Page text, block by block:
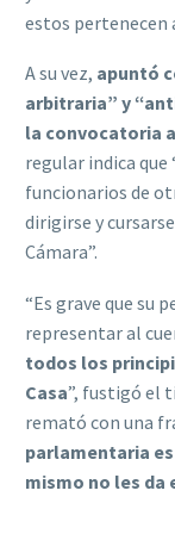
estos pertenecen
A su vez, apuntó
arbitraria” y
la convocatoria
regular indica
funcionarios de
dirigirse y
Cámara”.
“Es grave que su
representar al
todos los
Casa”, fustigó el
remató con una
parlamentaria
mismo no les da